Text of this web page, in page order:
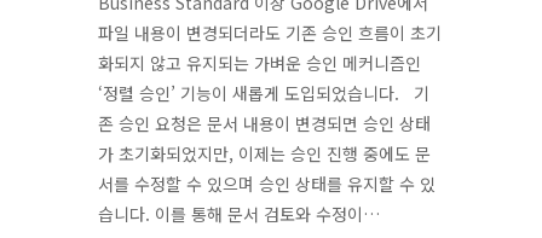
파일 내용이 변경되더라도 기존 승인 흐름이 초기
화되지 않고 유지되는 가벼운 승인 메커니즘인
‘정렬 승인’ 기능이 새롭게 도입되었습니다. 기
존 승인 요청은 문서 내용이 변경되면 승인 상태
가 초기화되었지만, 이제는 승인 진행 중에도 문
서를 수정할 수 있으며 승인 상태를 유지할 수 있
습니다. 이를 통해 문서 검토와 수정이…